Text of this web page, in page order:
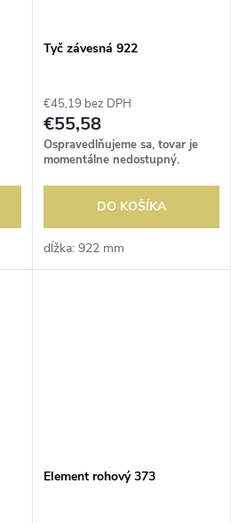
Tyč závesná 922
€45,19 bez DPH
€55,58
Ospravedlňujeme sa, tovar je
momentálne nedostupný.
DO KOŠÍKA
dĺžka: 922 mm
Element rohový 373